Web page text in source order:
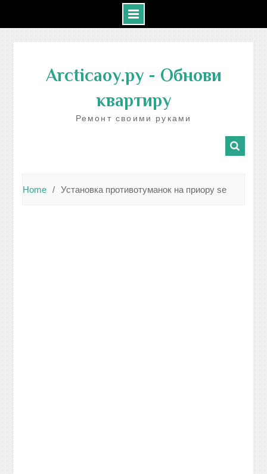
contentArcticaoy.ру- Обнови
квартиру
Ремонт своими руками
Home Установка противотуманок на приору se